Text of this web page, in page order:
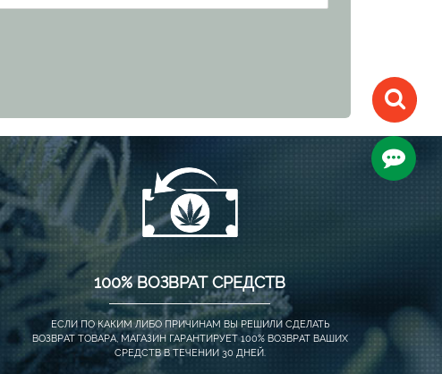
100% ВОЗВРАТ СРЕДСТВ
ЕСЛИ ПО КАКИМ ЛИБО ПРИЧИНАМ ВЫ РЕШИЛИ СДЕЛАТЬ
ВОЗВРАТ ТОВАРА, МАГАЗИН ГАРАНТИРУЕТ 100% ВОЗВРАТ ВАШИХ
СРЕДСТВ В ТЕЧЕНИИ 30 ДНЕЙ.